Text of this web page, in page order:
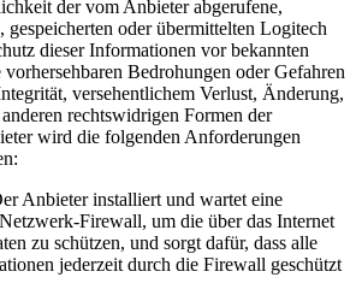
der vom Anbieter abgerufene,
gespeicherten oder übermittelten Logitech
dieser Informationen vor bekannten
Bedrohungen oder Gefahren
versehentlichem Verlust, Änderung,
rechtswidrigen Formen der
wird die folgenden Anforderungen
Anbieter installiert und wartet eine
Firewall, um die über das Internet
zu schützen, und sorgt dafür, dass alle
jederzeit durch die Firewall geschützt